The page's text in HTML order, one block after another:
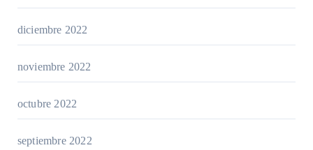
diciembre 2022
noviembre 2022
octubre 2022
septiembre 2022